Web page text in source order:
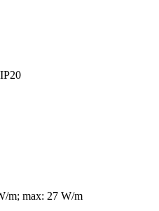
IP20
m; max: 27 W/m